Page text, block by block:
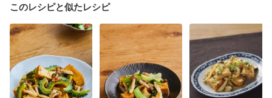
このレシピと似たレシピ